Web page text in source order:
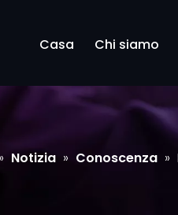
Casa Chi siamo
» Notizia » Conoscenza »